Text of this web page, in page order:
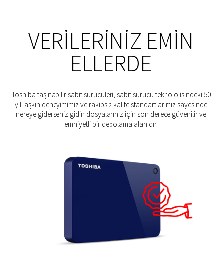
VERILERINIZ EMIN
ELLERDE
Toshiba taşınabilir sabit sürücüleri, sabit sürücü teknolojisindeki 50
yılı aşkın deneyimimiz ve rakipsiz kalite standartlarımız sayesinde
nereye giderseniz gidin dosyalarınız için son derece güvenilir ve
emniyetli bir depolama alanıdır.